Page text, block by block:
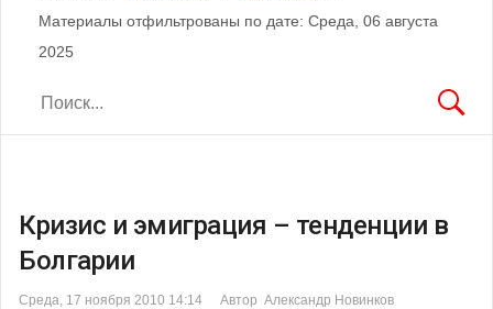
Материалы отфильтрованы по дате: Среда, 06 августа
2025
Кризис и эмиграция – тенденции в
Болгарии
Среда, 17 ноября 2010 14:14 Автор Александр Новинков